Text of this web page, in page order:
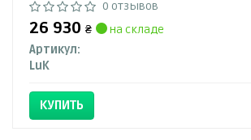
0 отзывов
26 930 ₴
на складе
Артикул:
LuK
КУПИТЬ